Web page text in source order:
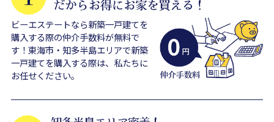
ビーエステートなら新築一戸建てを
購入する際の仲介手数料が無料で
す！東海市・知多半島エリアで新築
一戸建てを購入する際は、私たちに
お任せください。